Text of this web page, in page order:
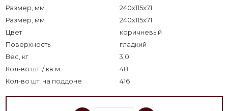
Размер, мм
240x115x71
Размер, мм
240х115х71
Цвет
коричневый
Поверхность
гладкий
Вес, кг
3,0
Кол-во шт. / кв.м.
48
Кол-во шт. на поддоне
416